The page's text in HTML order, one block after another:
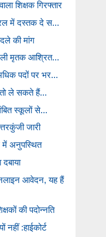
शिक्षक गिरफ्तार
में दस्तक दे स...
की मांग
ली मृतक आश्रित...
पदों पर भर...
तो ले सकते हैं...
स्कूलों से...
जारी
में अनुपस्थित
आवेदन, यह हैं
की पदोन्नति
:हाईकोर्ट